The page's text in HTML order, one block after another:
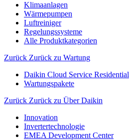
Klimaanlagen
Wärmepumpen
Luftreiniger
Regelungssysteme
Alle Produktkategorien
Zurück Zurück zu Wartung
Daikin Cloud Service Residential
Wartungspakete
Zurück Zurück zu Über Daikin
Innovation
Invertertechnologie
EMEA Development Center